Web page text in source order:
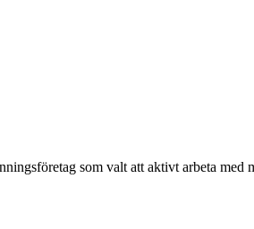
som valt att aktivt arbeta